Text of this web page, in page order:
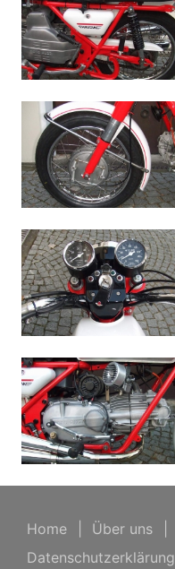
Home Über uns
Datenschutzerklärung